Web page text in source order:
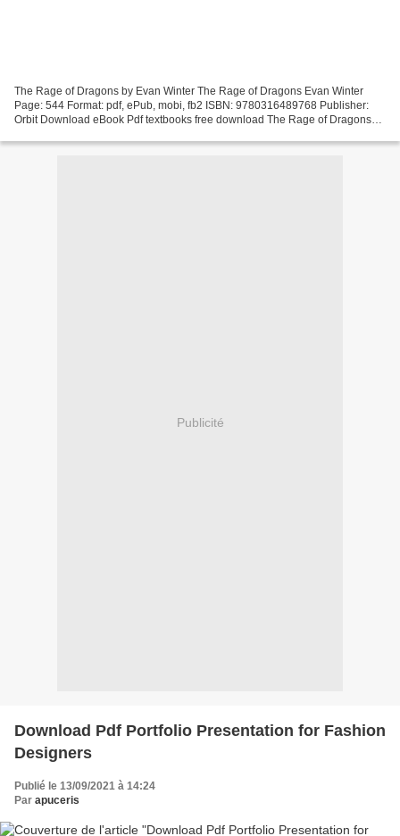
The Rage of Dragons by Evan Winter The Rage of Dragons Evan Winter
Page: 544 Format: pdf, ePub, mobi, fb2 ISBN: 9780316489768 Publisher:
Orbit Download eBook Pdf textbooks free download The Rage of Dragons
Publicité
Download Pdf Portfolio Presentation for Fashion
Designers
Publié le 13/09/2021 à 14:24
Par apuceris